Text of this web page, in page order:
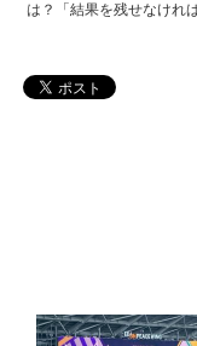
は？「結果を残せなけれ